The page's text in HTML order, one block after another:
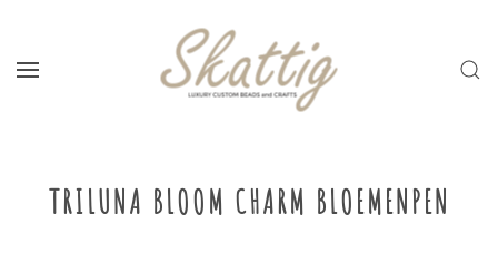
Skip to main content
TRILUNA BLOOM CHARM BLOEMENPEN